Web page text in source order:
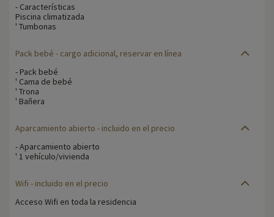
- Características
Piscina climatizada
' Tumbonas
Pack bebé - cargo adicional, reservar en línea
- Pack bebé
' Cama de bebé
' Trona
' Bañera
Aparcamiento abierto - incluido en el precio
- Aparcamiento abierto
' 1 vehículo/vivienda
Wifi - incluido en el precio
Acceso Wifi en toda la residencia